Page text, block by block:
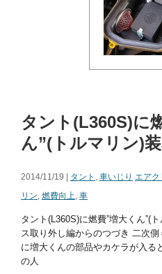
タント(L360S)に
ん”(トルマリン)
2014/11/19 | タント , 車いじり エアク
リン, 燃費向上, 車
タント(L360S)に燃費”増大くん”(
ス取り外し編からのつづき 二次
に増大くんの部品やカケラが入る
の人